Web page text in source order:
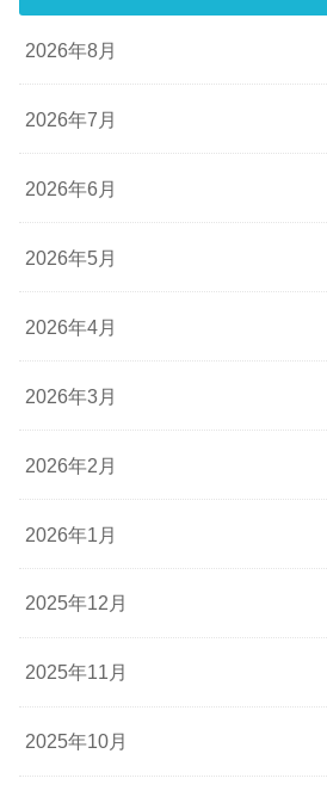
2026年8月
2026年7月
2026年6月
2026年5月
2026年4月
2026年3月
2026年2月
2026年1月
2025年12月
2025年11月
2025年10月